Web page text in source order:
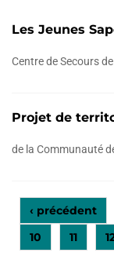
Les Jeunes
Centre de Secours
Projet de
de la Communauté
‹ précédent
10 11